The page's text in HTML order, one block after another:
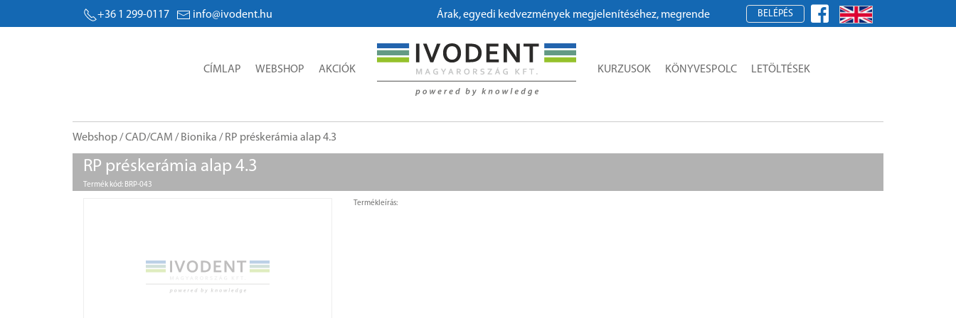
+36 1 299-0117 info@ivodent.hu Árak, egyedi kedvezmények megjelenítéséhez, megrendeléshez kérjük, regisztráljon!
BELÉPÉS
CÍMLAP WEBSHOP AKCIÓK KURZUSOK KÖNYVESPOLC LETÖLTÉSEK
Webshop/CAD/CAM / Bionika / RP préskerámia alap 4.3
RP préskerámia alap 4.3
Termék kód: BRP-043
Termékleírás: